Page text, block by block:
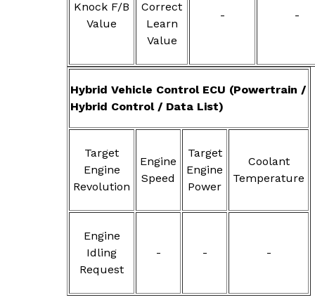
Knock F/B
Value
Correct
Learn
Value
- -
Hybrid Vehicle Control ECU (Powertrain /
Hybrid Control / Data List)
Target
Engine
Revolution
Engine
Speed
Target
Engine
Power
Coolant
Temperature
Engine
Idling
Request
- - -